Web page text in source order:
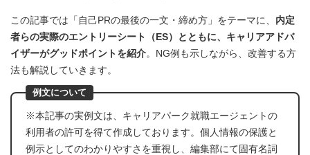
この記事では「自己PRの最後の一文・締め方」をテーマに、 内定
者らの実際のエントリーシート（ES）とともに、キャリアアドバ
イザーがグッドポイントを紹介。NG例も示しながら、改善する方
法も解説していきます。
例文について
※本記事の実例文は、キャリアパーク就職エージェントの
利用者の許可を得て作成しております。個人情報の保護と
例示としてのわかりやすさを重視し、編集部にて固有名詞